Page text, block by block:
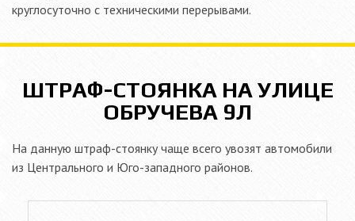
круглосуточно с техническими перерывами.
ШТРАФ-СТОЯНКА НА УЛИЦЕ
ОБРУЧЕВА 9Л
На данную штраф-стоянку чаще всего увозят автомобили
из Центрального и Юго-западного районов.